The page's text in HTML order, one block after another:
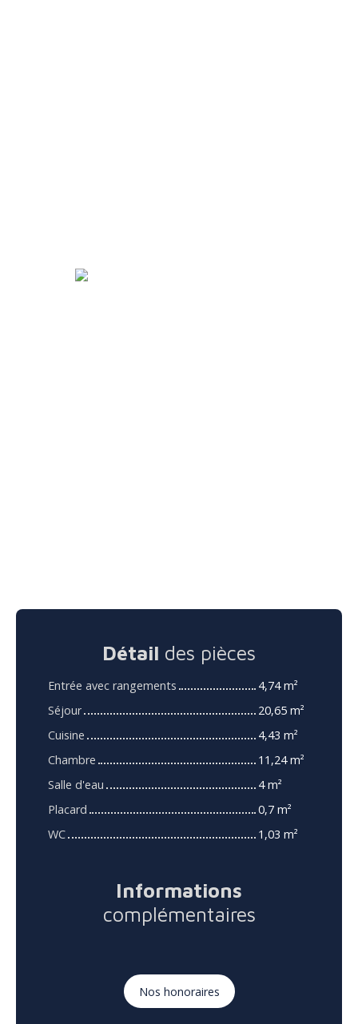
Détail des pièces
Entrée avec rangements
4,74 m²
Séjour
20,65 m²
Cuisine
4,43 m²
Chambre
11,24 m²
Salle d'eau
4 m²
Placard
0,7 m²
WC
1,03 m²
Informations
complémentaires
Nos honoraires